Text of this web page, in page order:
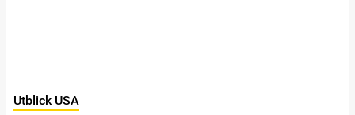
Utblick USA